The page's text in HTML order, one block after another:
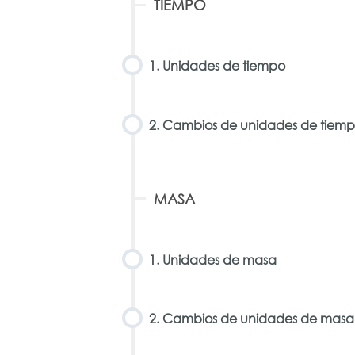
TIEMPO
1. Unidades de tiempo
2. Cambios de unidades de
MASA
1. Unidades de masa
2. Cambios de unidades de masa